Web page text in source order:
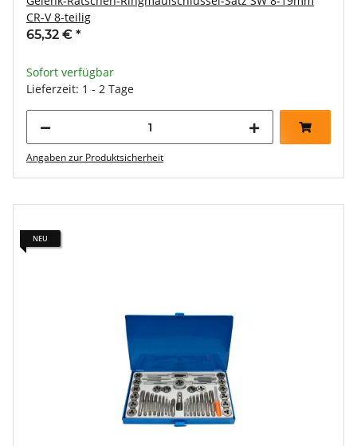
CR-V 8-teilig
65,32 € *
Sofort verfügbar
Lieferzeit: 1 - 2 Tage
Angaben zur Produktsicherheit
NEU